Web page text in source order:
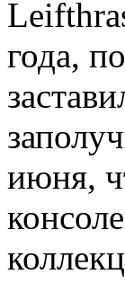
года,
июня,